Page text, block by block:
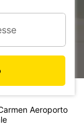
Aeroporto